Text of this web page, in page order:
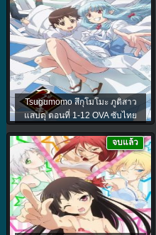
Tsugumomo สึกุโมโมะ ภูติสาว
แสบดุ ตอนที่ 1-12 OVA ซับไทย
จบแล้ว